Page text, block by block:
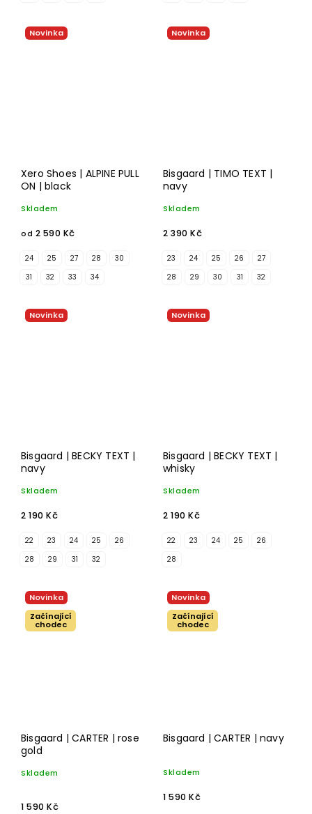
Novinka
Xero Shoes | ALPINE PULL
ON | black
Skladem
od 2 590 Kč
24 25 27 28 30
31 32 33 34
Novinka
Bisgaard | TIMO TEXT |
navy
Skladem
2 390 Kč
23 24 25 26 27
28 29 30 31 32
Novinka
Bisgaard | BECKY TEXT |
navy
Skladem
2 190 Kč
22 23 24 25 26
28 29 31 32
Novinka
Bisgaard | BECKY TEXT |
whisky
Skladem
2 190 Kč
22 23 24 25 26
28
Novinka
Začínající
chodec
Bisgaard | CARTER | rose
gold
Skladem
1 590 Kč
Novinka
Začínající
chodec
Bisgaard | CARTER | navy
Skladem
1 590 Kč